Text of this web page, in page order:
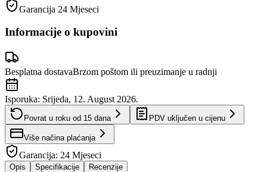
Garancija 24 Mjeseci
Informacije o kupovini
Besplatna dostavaBrzom poštom ili preuzimanje u radnji
Isporuka: Srijeda, 12. August 2026.
Povrat u roku od 15 dana PDV uključen u cijenu
Više načina plaćanja
Garancija: 24 Mjeseci
Opis Specifikacije Recenzije